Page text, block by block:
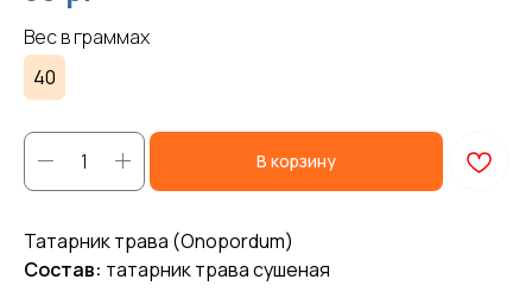
Вес в граммах
40
В корзину
Татарник трава (Onopordum)
Состав: татарник трава сушеная